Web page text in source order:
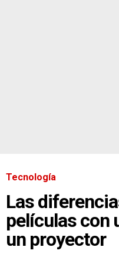
Tecnología
Las
películas con
un proyector